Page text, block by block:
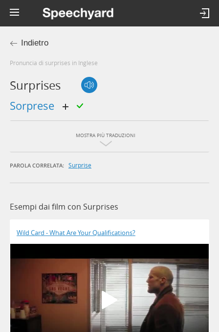
Indietro
Pronuncia di surprises in Inglese
Surprises
sorprese
MOSTRA PIÙ TRADUZIONI
PAROLA CORRELATA: Surprise
Esempi dai film con Surprises
Wild Card - What Are Your Qualifications?